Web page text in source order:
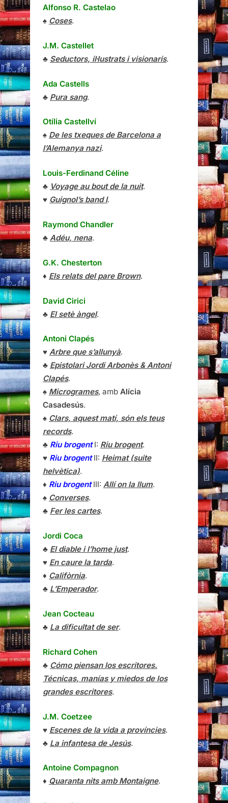
Alfonso R. Castelao
♠ Coses.
J.M. Castellet
♣ Seductors, il·lustrats i visionaris.
Ada Castells
♣ Pura sang.
Otília Castellví
♠ De les txeques de Barcelona a
l’Alemanya nazi.
Louis-Ferdinand Céline
♣ Voyage au bout de la nuit.
♥ Guignol’s band I.
Raymond Chandler
♣ Adéu, nena.
G.K. Chesterton
♦ Els relats del pare Brown.
David Cirici
♣ El setè àngel.
Antoni Clapés
♥ Arbre que s’allunyà.
♣ Epistolari Jordi Arbonès & Antoni
Clapés.
♠ Microgrames, amb Alícia
Casadesús.
♠ Clars, aquest matí, són els teus
records.
♣ Riu brogentI: Riu brogent.
♥ Riu brogentII: Heimat (suite
helvètica).
♦ Riu brogentIII: Allí on la llum.
♠ Converses.
♣ Fer les cartes.
Jordi Coca
♣ El diable i l’home just.
♥ En caure la tarda.
♦ Califòrnia.
♣ L’Emperador.
Jean Cocteau
♣ La dificultat de ser.
Richard Cohen
♣ Cómo piensan los escritores.
Técnicas, manías y miedos de los
grandes escritores.
J.M. Coetzee
♥ Escenes de la vida a províncies.
♣ La infantesa de Jesús.
Antoine Compagnon
♦ Quaranta nits amb Montaigne.